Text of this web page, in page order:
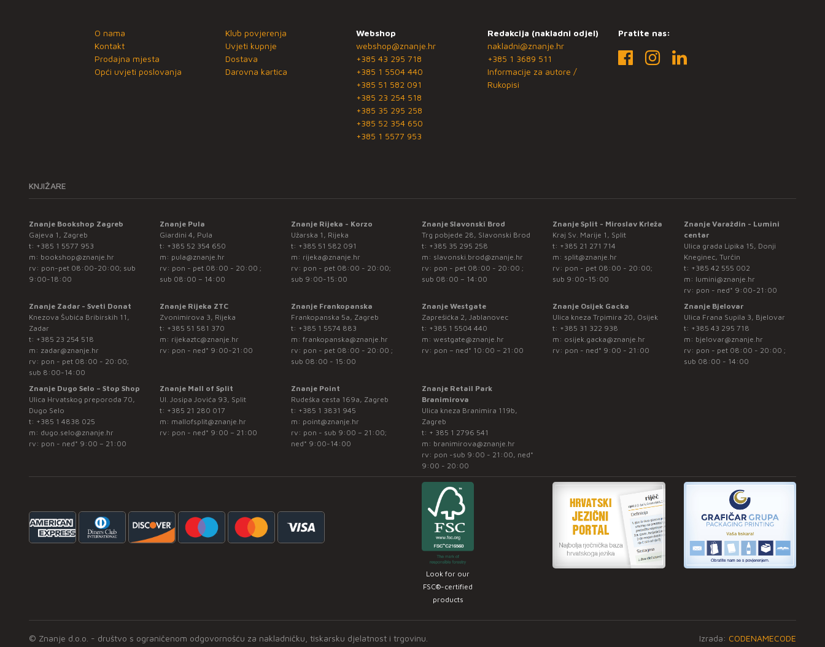
O nama
Kontakt
Prodajna mjesta
Opći uvjeti poslovanja
Klub povjerenja
Uvjeti kupnje
Dostava
Darovna kartica
Webshop
webshop@znanje.hr
+385 43 295 718
+385 1 5504 440
+385 51 582 091
+385 23 254 518
+385 35 295 258
+385 52 354 650
+385 1 5577 953
Redakcija (nakladni odjel)
nakladni@znanje.hr
+385 1 3689 511
Informacije za autore /
Rukopisi
Pratite nas:
KNJIŽARE
Znanje Bookshop Zagreb
Gajeva 1, Zagreb
t: +385 1 5577 953
m: bookshop@znanje.hr
rv: pon-pet 08:00-20:00; sub
9:00-18:00
Znanje Pula
Giardini 4, Pula
t: +385 52 354 650
m: pula@znanje.hr
rv: pon - pet 08:00 - 20:00 ;
sub 08:00 – 14:00
Znanje Rijeka - Korzo
Užarska 1, Rijeka
t: +385 51 582 091
m: rijeka@znanje.hr
rv: pon - pet 08:00 - 20:00;
sub 9:00-15:00
Znanje Slavonski Brod
Trg pobjede 28, Slavonski Brod
t: +385 35 295 258
m: slavonski.brod@znanje.hr
rv: pon - pet 08:00 - 20:00 ;
sub 08:00 – 14:00
Znanje Split - Miroslav Krleža
Kraj Sv. Marije 1, Split
t: +385 21 271 714
m: split@znanje.hr
rv: pon - pet 08:00 - 20:00;
sub 9:00-15:00
Znanje Varaždin - Lumini
centar
Ulica grada Lipika 15, Donji
Kneginec, Turčin
t: +385 42 555 002
m: lumini@znanje.hr
rv: pon - ned* 9:00-21:00
Znanje Zadar - Sveti Donat
Knezova Šubića Bribirskih 11,
Zadar
t: +385 23 254 518
m: zadar@znanje.hr
rv: pon - pet 08:00 - 20:00;
sub 8:00-14:00
Znanje Rijeka ZTC
Zvonimirova 3, Rijeka
t: +385 51 581 370
m: rijekaztc@znanje.hr
rv: pon - ned* 9:00-21:00
Znanje Frankopanska
Frankopanska 5a, Zagreb
t: +385 1 5574 883
m: frankopanska@znanje.hr
rv: pon - pet 08:00 - 20:00 ;
sub 08:00 - 15:00
Znanje Westgate
Zaprešićka 2, Jablanovec
t: +385 1 5504 440
m: westgate@znanje.hr
rv: pon – ned* 10:00 – 21:00
Znanje Osijek Gacka
Ulica kneza Trpimira 20, Osijek
t: +385 31 322 938
m: osijek.gacka@znanje.hr
rv: pon - ned* 9:00 - 21:00
Znanje Bjelovar
Ulica Frana Supila 3, Bjelovar
t: +385 43 295 718
m: bjelovar@znanje.hr
rv: pon - pet 08:00 - 20:00 ;
sub 08:00 - 14:00
Znanje Dugo Selo – Stop Shop
Ulica Hrvatskog preporoda 70,
Dugo Selo
t: +385 1 4838 025
m: dugo.selo@znanje.hr
rv: pon - ned* 9:00 – 21:00
Znanje Mall of Split
Ul. Josipa Jovića 93, Split
t: +385 21 280 017
m: mallofsplit@znanje.hr
rv: pon - ned* 9:00 – 21:00
Znanje Point
Rudeška cesta 169a, Zagreb
t: +385 1 3831 945
m: point@znanje.hr
rv: pon - sub 9:00 – 21:00;
ned* 9:00-14:00
Znanje Retail Park
Branimirova
Ulica kneza Branimira 119b,
Zagreb
t: + 385 1 2796 541
m: branimirova@znanje.hr
rv: pon -sub 9:00 - 21:00, ned*
9:00 - 20:00
Look for our
FSC®-certified
products
© Znanje d.o.o. - društvo s ograničenom odgovornošću za nakladničku, tiskarsku djelatnost i trgovinu. Izrada: CODENAMECODE